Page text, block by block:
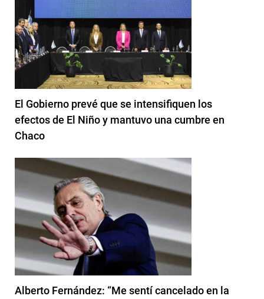
El Gobierno prevé que se intensifiquen los
efectos de El Niño y mantuvo una cumbre en
Chaco
Alberto Fernández: “Me sentí cancelado en la